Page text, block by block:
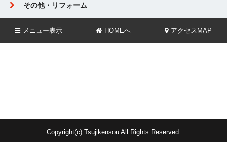
その他・リフォーム
メニュー表示 HOMEへ アクセスMAP
Copyright(c) Tsujikensou All Rights Reserved.